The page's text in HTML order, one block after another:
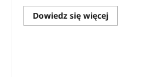
Dowiedz się więcejDowiedz
się